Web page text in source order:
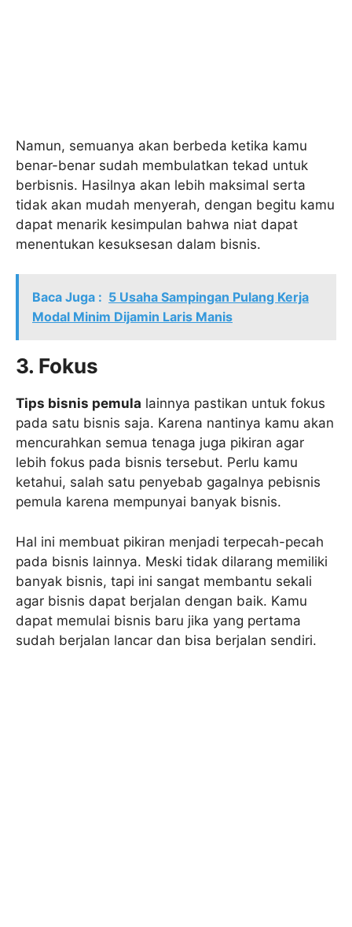
Namun, semuanya akan berbeda ketika kamu
benar-benar sudah membulatkan tekad untuk
berbisnis. Hasilnya akan lebih maksimal serta
tidak akan mudah menyerah, dengan begitu kamu
dapat menarik kesimpulan bahwa niat dapat
menentukan kesuksesan dalam bisnis.
Baca Juga : 5 Usaha Sampingan Pulang Kerja
Modal Minim Dijamin Laris Manis
3. Fokus
Tips bisnis pemula lainnya pastikan untuk fokus
pada satu bisnis saja. Karena nantinya kamu akan
mencurahkan semua tenaga juga pikiran agar
lebih fokus pada bisnis tersebut. Perlu kamu
ketahui, salah satu penyebab gagalnya pebisnis
pemula karena mempunyai banyak bisnis.
Hal ini membuat pikiran menjadi terpecah-pecah
pada bisnis lainnya. Meski tidak dilarang memiliki
banyak bisnis, tapi ini sangat membantu sekali
agar bisnis dapat berjalan dengan baik. Kamu
dapat memulai bisnis baru jika yang pertama
sudah berjalan lancar dan bisa berjalan sendiri.